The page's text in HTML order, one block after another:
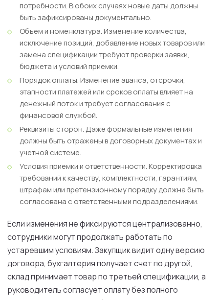
потребности. В обоих случаях новые даты должны
быть зафиксированы документально.
Объем и номенклатура.Изменение количества,
исключение позиций, добавление новых товаров или
замена спецификации требуют проверки заявки,
бюджета и условий приемки.
Порядок оплаты.Изменение аванса, отсрочки,
этапности платежей или сроков оплаты влияет на
денежный поток и требует согласования с
финансовой службой.
Реквизиты сторон.Даже формальные изменения
должны быть отражены в договорных документах и
учетной системе.
Условия приемки и ответственности.Корректировка
требований к качеству, комплектности, гарантиям,
штрафам или претензионному порядку должна быть
согласована с ответственными подразделениями.
Если изменения не фиксируются централизованно,
сотрудники могут продолжать работать по
устаревшим условиям. Закупщик видит одну версию
договора, бухгалтерия получает счет по другой,
склад принимает товар по третьей спецификации, а
руководитель согласует оплату без полного